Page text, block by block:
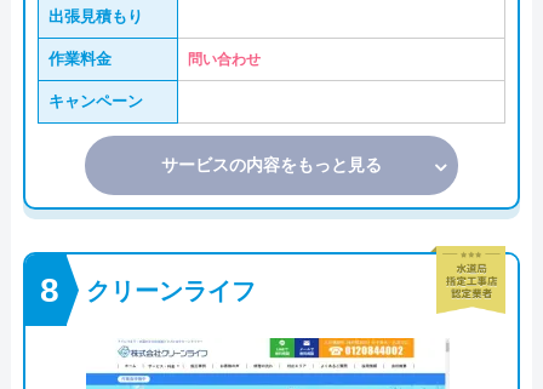
出張見積もり
作業料金 問い合わせ
キャンペーン
サービスの内容をもっと見る
クリーンライフ